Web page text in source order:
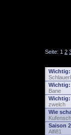
Seite: 1 2
Wichtig:
Wichtig:
Bane
Wichtig:
zwelch
Wie
Saison
Alfi81